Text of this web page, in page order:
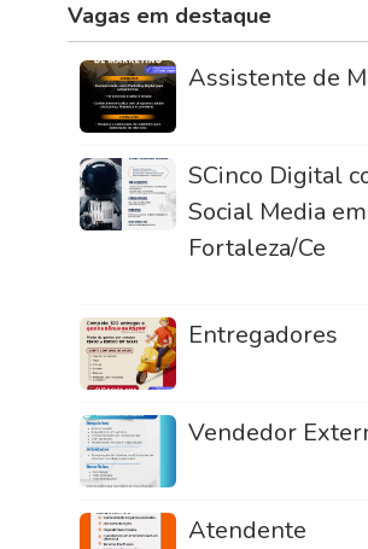
Vagas em destaque
Assistente de
SCinco Digital
Social Media em
Fortaleza/Ce
Entregadores
Vendedor
Atendente